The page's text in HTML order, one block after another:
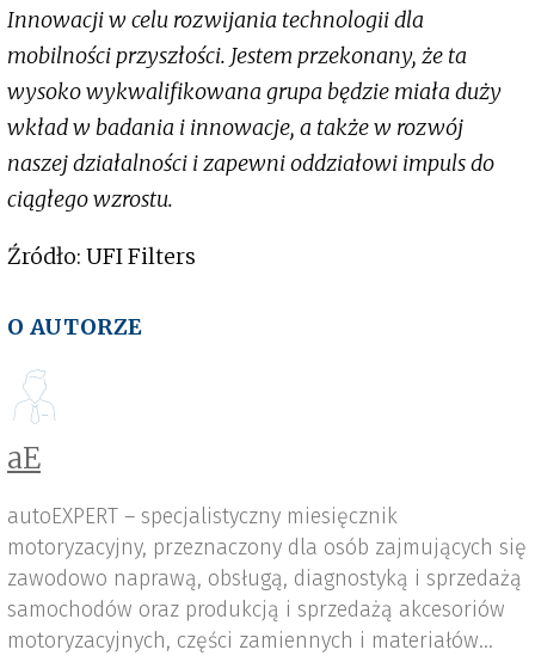
Innowacji w celu rozwijania technologii dla
mobilności przyszłości. Jestem przekonany, że ta
wysoko wykwalifikowana grupa będzie miała duży
wkład w badania i innowacje, a także w rozwój
naszej działalności i zapewni oddziałowi impuls do
ciągłego wzrostu.
Źródło: UFI Filters
O AUTORZE
aE
autoEXPERT – specjalistyczny miesięcznik
motoryzacyjny, przeznaczony dla osób zajmujących się
zawodowo naprawą, obsługą, diagnostyką i sprzedażą
samochodów oraz produkcją i sprzedażą akcesoriów
motoryzacyjnych, części zamiennych i materiałów